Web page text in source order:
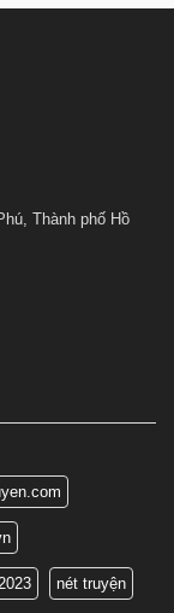
Thành phố Hồ
nét truyện